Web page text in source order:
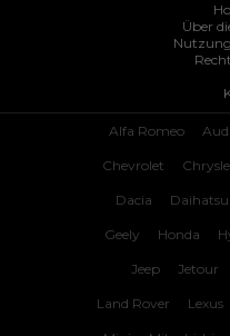
Über
Alfa Romeo Audi
Chevrolet
Dacia Daihatsu
Geely Honda
Jeep Jetour
Land Rover Lexus